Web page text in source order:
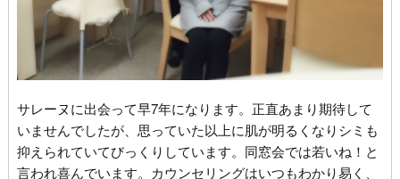
サレーヌに出会って早7年になります。正直あまり期待して
いませんでしたが、思っていた以上に肌が明るくなりシミも
抑えられていてびっくりしています。同窓会では若いね！と
言われ喜んでいます。カウンセリングはいつもわかり易く、